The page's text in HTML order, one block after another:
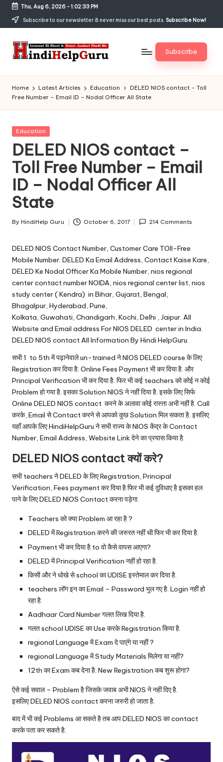
Skip
content
Thu, Aug 6, 2026-1:02:34 PM
Subscribe to our newsletter & never miss our best posts. Subscribe Now!
H
in
di
H
el
p
G
u
r
u.
c
o
m
Jankari
Hindi
me
Subscribe
Home Latest Articles Education
DELED NIOS contact – Toll
Free Number – Email ID – Nodal Officer All State
Posted
Education
DELED NIOS contact –
Toll Free Number – Email
ID – Nodal Officer All
State
Posted
By HindiHelp Guru October 6, 2017 214 Comments
DELED NIOS Contact Number, Customer Care TOll-Free
Mobile Number. DELED Ka Email Address, Contact Kaise Kare,
DELED Ke Nodal Officer Ka Mobile Number, nios regional
center contact number NOIDA, nios regional center list, nios
study center ( Kendra) in Bihar, Gujarat, Bengal,
Bhagalpur, Hyderabad, Pune,
Kolkata, Guwahati, Chandigarh, Kochi, Delhi , Jaipur. All
Website and Email address For NIOS DELED center in India.
DELED NIOS contact All Information By Hindi HelpGuru.
सभी 1 to 5th में पढ़ानेवाले un-trained ने NIOS DELED course के लिए
Registration कर दिया है. Online Fees Payment भी कर दिया है. और
Principal Verification भी कर दिया है. फिर भी कई teachers को कोई न कोई
Problem हो गया है. इसका Solution NIOS ने नहीं दिया है. इसके लिए सिर्फ
Online DELED NIOS contact करने के अलावा कोई रास्ता अभी नहीं है. Call
करके, Email से Contact करने से आपको कुछ Solution मिल सकता है. इसलिए
यहाँ आपके लिए HindiHelpGuru ने सभी राज्य के NIOS केंद्र के Contact
Number, Email Address, Website Link देने का प्रयास किया है.
DELED NIOS contact क्यों करे?
सभी teachers ने DELED के लिए Registration, Principal
Verification, Fees payment कर दिया है फिर भी कई दुविधाए है इसका हल
पाने के लिए DELED NIOS Contact करना पड़ेगा.
Teachers को क्या Problem आ रहा है ?
DELED में Registration करने की जरुरत नहीं थी फिर भी कर दिया है.
Payment भी कर दिया है to वो कैसे वापस आएगा?
DELED में Principal Verification नहीं हो रहा है.
किसी और ने धोखे से school का UDISE इस्तेमाल कर दिया है.
teachers लॉग इन का Email – Password भुल गए है. Login नहीं हो
रहा है.
Aadhaar Card Number गलत लिख दिया है.
गलत school UDISE का Use करके Registration किया है.
regional Language में Exam दे पाएंगे या नहीं ?
regional Language में Study Materials मिलेगा या नहीं?
12th का Exam कब देना है. New Registration कब शुरू होगा?
ऐसे कई सवाल – Problem है जिसके जवाब अभी NIOS ने नहीं दिए है.
इसलिए DELED NIOS contact करना जरुरी हो जाता है.
बाद में भी कई Problems आ सकते है तब आप DELED NIOS का contact
करके पता कर सकते है.